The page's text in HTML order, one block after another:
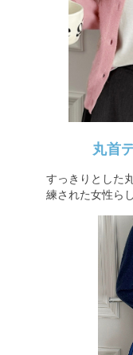
丸首
すっきりとした
練された女性ら